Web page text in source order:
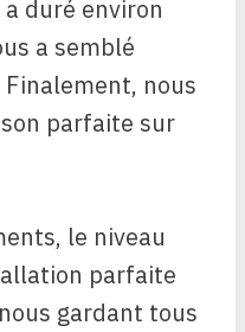
duré environ
a semblé
nous
parfaite sur
le niveau
parfaite
gardant tous